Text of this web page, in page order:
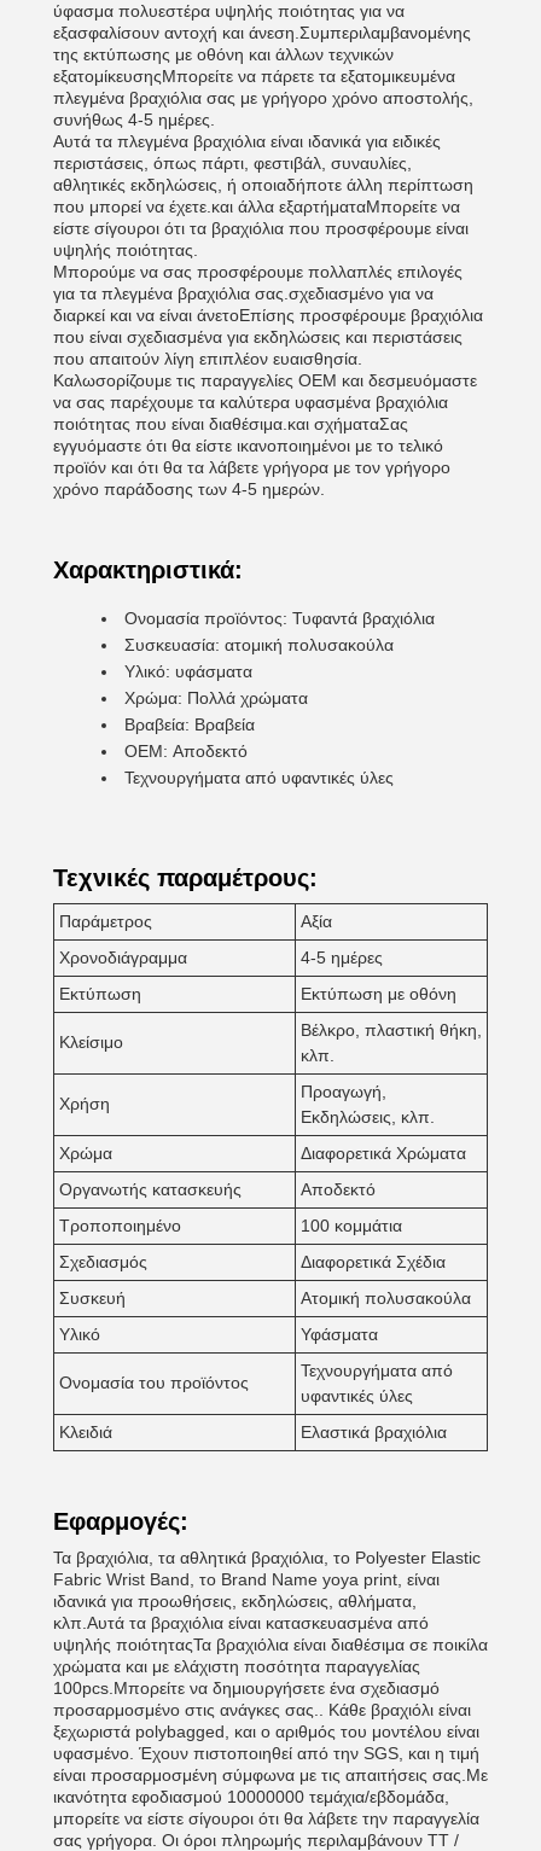
ύφασμα πολυεστέρα υψηλής ποιότητας για να
εξασφαλίσουν αντοχή και άνεση.Συμπεριλαμβανομένης
της εκτύπωσης με οθόνη και άλλων τεχνικών
εξατομίκευσηςΜπορείτε να πάρετε τα εξατομικευμένα
πλεγμένα βραχιόλια σας με γρήγορο χρόνο αποστολής,
συνήθως 4-5 ημέρες.
Αυτά τα πλεγμένα βραχιόλια είναι ιδανικά για ειδικές
περιστάσεις, όπως πάρτι, φεστιβάλ, συναυλίες,
αθλητικές εκδηλώσεις, ή οποιαδήποτε άλλη περίπτωση
που μπορεί να έχετε.και άλλα εξαρτήματαΜπορείτε να
είστε σίγουροι ότι τα βραχιόλια που προσφέρουμε είναι
υψηλής ποιότητας.
Μπορούμε να σας προσφέρουμε πολλαπλές επιλογές
για τα πλεγμένα βραχιόλια σας.σχεδιασμένο για να
διαρκεί και να είναι άνετοΕπίσης προσφέρουμε βραχιόλια
που είναι σχεδιασμένα για εκδηλώσεις και περιστάσεις
που απαιτούν λίγη επιπλέον ευαισθησία.
Καλωσορίζουμε τις παραγγελίες OEM και δεσμευόμαστε
να σας παρέχουμε τα καλύτερα υφασμένα βραχιόλια
ποιότητας που είναι διαθέσιμα.και σχήματαΣας
εγγυόμαστε ότι θα είστε ικανοποιημένοι με το τελικό
προϊόν και ότι θα τα λάβετε γρήγορα με τον γρήγορο
χρόνο παράδοσης των 4-5 ημερών.
Χαρακτηριστικά:
Ονομασία προϊόντος: Τυφαντά βραχιόλια
Συσκευασία: ατομική πολυσακούλα
Υλικό: υφάσματα
Χρώμα: Πολλά χρώματα
Βραβεία: Βραβεία
OEM: Αποδεκτό
Τεχνουργήματα από υφαντικές ύλες
Τεχνικές παραμέτρους:
Παράμετρος
Αξία
Χρονοδιάγραμμα
4-5 ημέρες
Εκτύπωση
Εκτύπωση με οθόνη
Κλείσιμο
Βέλκρο, πλαστική θήκη,
κλπ.
Χρήση
Προαγωγή,
Εκδηλώσεις, κλπ.
Χρώμα
Διαφορετικά Χρώματα
Οργανωτής κατασκευής
Αποδεκτό
Τροποποιημένο
100 κομμάτια
Σχεδιασμός
Διαφορετικά Σχέδια
Συσκευή
Ατομική πολυσακούλα
Υλικό
Υφάσματα
Ονομασία του προϊόντος
Τεχνουργήματα από
υφαντικές ύλες
Κλειδιά
Ελαστικά βραχιόλια
Εφαρμογές:
Τα βραχιόλια, τα αθλητικά βραχιόλια, το Polyester Elastic
Fabric Wrist Band, το Brand Name yoya print, είναι
ιδανικά για προωθήσεις, εκδηλώσεις, αθλήματα,
κλπ.Αυτά τα βραχιόλια είναι κατασκευασμένα από
υψηλής ποιότηταςΤα βραχιόλια είναι διαθέσιμα σε ποικίλα
χρώματα και με ελάχιστη ποσότητα παραγγελίας
100pcs.Μπορείτε να δημιουργήσετε ένα σχεδιασμό
προσαρμοσμένο στις ανάγκες σας.. Κάθε βραχιόλι είναι
ξεχωριστά polybagged, και ο αριθμός του μοντέλου είναι
υφασμένο. Έχουν πιστοποιηθεί από την SGS, και η τιμή
είναι προσαρμοσμένη σύμφωνα με τις απαιτήσεις σας.Με
ικανότητα εφοδιασμού 10000000 τεμάχια/εβδομάδα,
μπορείτε να είστε σίγουροι ότι θα λάβετε την παραγγελία
σας γρήγορα. Οι όροι πληρωμής περιλαμβάνουν TT /